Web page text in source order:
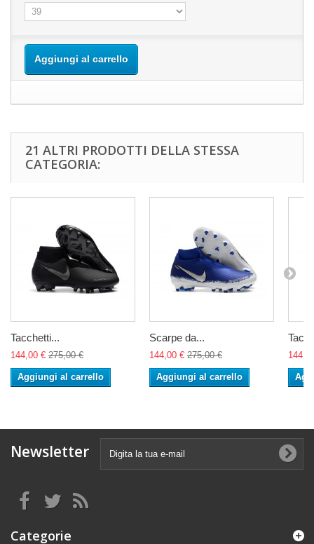
Aggiungi al carrello
21 ALTRI PRODOTTI DELLA STESSA
CATEGORIA:
Tacchetti...
144,00 € 275,00 €
Aggiungi al carrello
Scarpe da...
144,00 € 275,00 €
Aggiungi al carrello
Newsletter
Categorie